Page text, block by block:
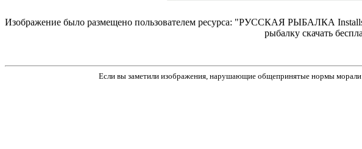
Изображение было размещено пользователем ресурса: "РУССКАЯ РЫБАЛКА
рыбалку скачать
Если вы заметили изображения, нарушающие общепринятые нормы морали